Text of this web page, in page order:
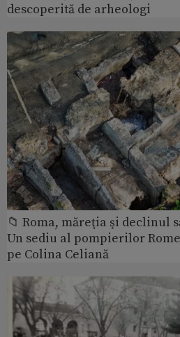
descoperită de arheologi
📁 Roma, măreţia şi declinul
Un sediu al pompierilor
pe Colina Celiană